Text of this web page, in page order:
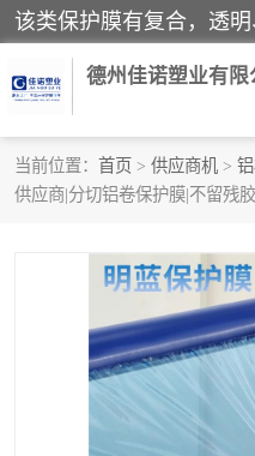
德州佳诺塑业有限
当前位置： 首页 > 供应商机 >
供应商|分切铝卷保护膜|不留残胶
pe保护膜
地毯保护膜
拉伸缠绕膜
黑白保护膜